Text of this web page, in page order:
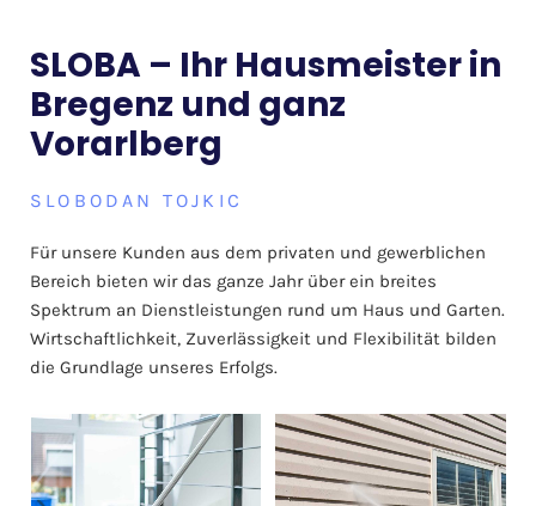
SLOBA – Ihr Hausmeister in
Bregenz und ganz
Vorarlberg
SLOBODAN TOJKIC
Für unsere Kunden aus dem privaten und gewerblichen
Bereich bieten wir das ganze Jahr über ein breites
Spektrum an Dienstleistungen rund um Haus und Garten.
Wirtschaftlichkeit, Zuverlässigkeit und Flexibilität bilden
die Grundlage unseres Erfolgs.